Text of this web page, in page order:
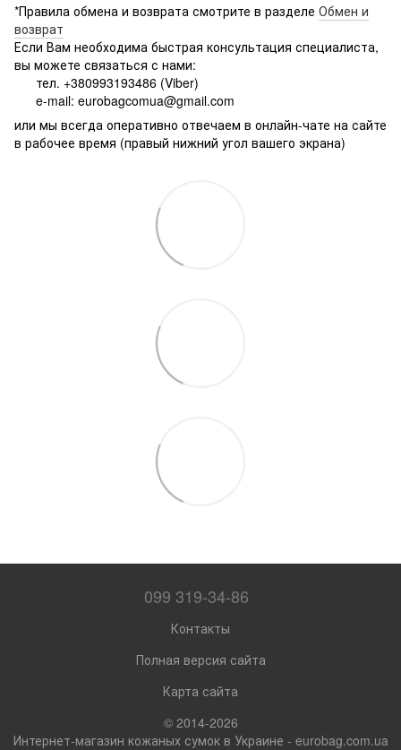
*Правила обмена и возврата смотрите в разделе Обмен и
возврат
Если Вам необходима быстрая консультация специалиста,
вы можете связаться с нами:
тел. +380993193486 (Viber)
e-mail: eurobagcomua@gmail.com
или мы всегда оперативно отвечаем в онлайн-чате на сайте
в рабочее время (правый нижний угол вашего экрана)
099 319-34-86
Контакты
Полная версия сайта
Карта сайта
© 2014-2026
Интернет-магазин кожаных сумок в Украине - eurobag.com.ua